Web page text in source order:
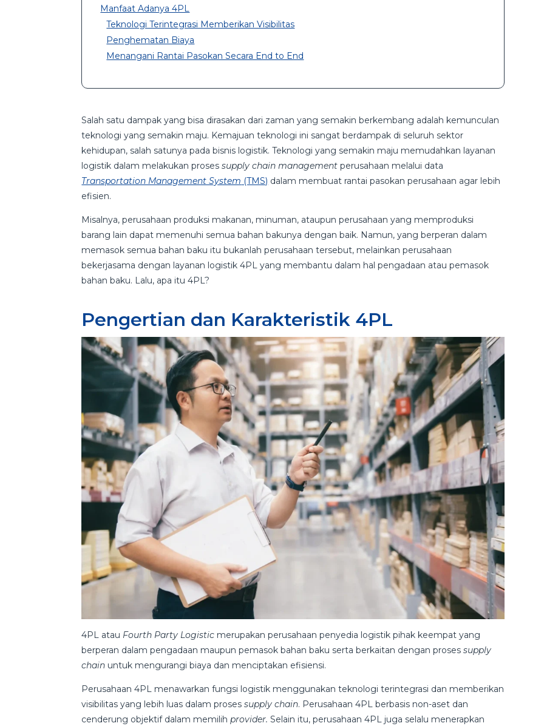
Manfaat Adanya 4PL
Teknologi Terintegrasi Memberikan Visibilitas
Penghematan Biaya
Menangani Rantai Pasokan Secara End to End
Salah satu dampak yang bisa dirasakan dari zaman yang semakin berkembang adalah kemunculan
teknologi yang semakin maju. Kemajuan teknologi ini sangat berdampak di seluruh sektor
kehidupan, salah satunya pada bisnis logistik. Teknologi yang semakin maju memudahkan layanan
logistik dalam melakukan prosessupply chain management perusahaan melalui data
Transportation Management System (TMS) dalam membuat rantai pasokan perusahaan agar lebih
efisien.
Misalnya, perusahaan produksi makanan, minuman, ataupun perusahaan yang memproduksi
barang lain dapat memenuhi semua bahan bakunya dengan baik. Namun, yang berperan dalam
memasok semua bahan baku itu bukanlah perusahaan tersebut, melainkan perusahaan
bekerjasama dengan layanan logistik 4PL yang membantu dalam hal pengadaan atau pemasok
bahan baku. Lalu, apa itu 4PL?
Pengertian dan Karakteristik 4PL
4PL atau Fourth Party Logistic merupakan perusahaan penyedia logistik pihak keempat yang
berperan dalam pengadaan maupun pemasok bahan baku serta berkaitan dengan prosessupply
chain untuk mengurangi biaya dan menciptakan efisiensi.
Perusahaan 4PL menawarkan fungsi logistik menggunakan teknologi terintegrasi dan memberikan
visibilitas yang lebih luas dalam prosessupply chain. Perusahaan 4PL berbasis non-aset dan
cenderung objektif dalam memilihprovider. Selain itu, perusahaan 4PL juga selalu menerapkan